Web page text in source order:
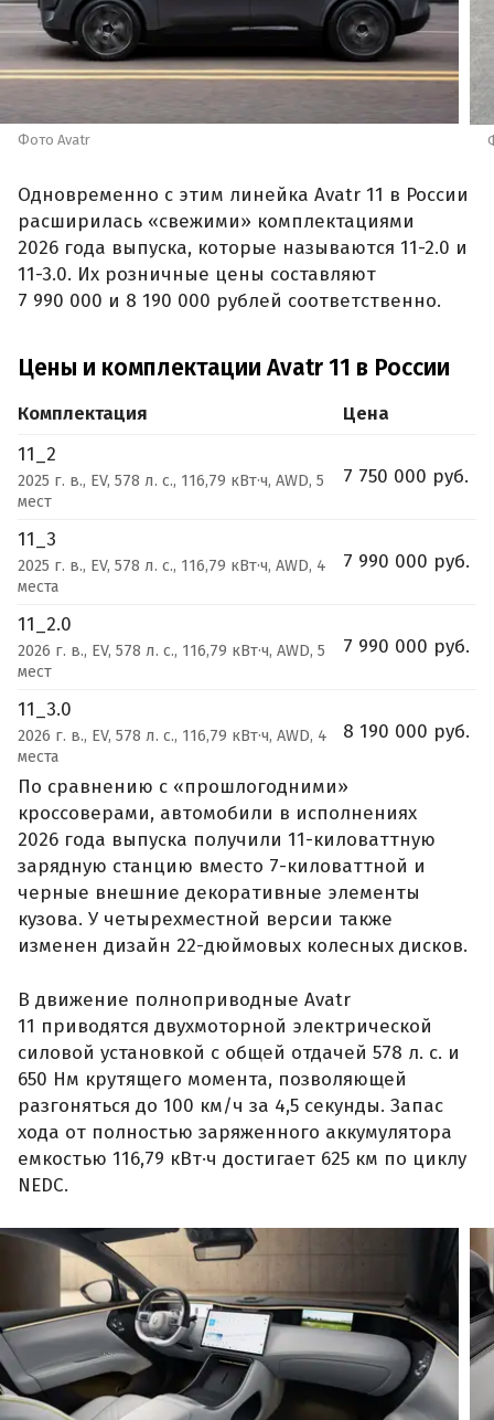
Фото Avatr
Одновременно с этим линейка Avatr 11 в России
расширилась «свежими» комплектациями
2026 года выпуска, которые называются 11-2.0 и
11-3.0. Их розничные цены составляют
7 990 000 и 8 190 000 рублей соответственно.
Цены и комплектации Avatr 11 в России
Комплектация
Цена
11_2
2025 г. в., EV, 578 л. с., 116,79 кВт·ч, AWD, 5
мест
7 750 000 руб.
11_3
2025 г. в., EV, 578 л. с., 116,79 кВт·ч, AWD, 4
места
7 990 000 руб.
11_2.0
2026 г. в., EV, 578 л. с., 116,79 кВт·ч, AWD, 5
мест
7 990 000 руб.
11_3.0
2026 г. в., EV, 578 л. с., 116,79 кВт·ч, AWD, 4
места
8 190 000 руб.
По сравнению с «прошлогодними»
кроссоверами, автомобили в исполнениях
2026 года выпуска получили 11-киловаттную
зарядную станцию вместо 7-киловаттной и
черные внешние декоративные элементы
кузова. У четырехместной версии также
изменен дизайн 22-дюймовых колесных дисков.
В движение полноприводные Avatr
11 приводятся двухмоторной электрической
силовой установкой с общей отдачей 578 л. с. и
650 Нм крутящего момента, позволяющей
разгоняться до 100 км/ч за 4,5 секунды. Запас
хода от полностью заряженного аккумулятора
емкостью 116,79 кВт·ч достигает 625 км по циклу
NEDC.